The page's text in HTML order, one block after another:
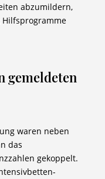
abzumildern,
gemeldeten
waren neben
das
gekoppelt.